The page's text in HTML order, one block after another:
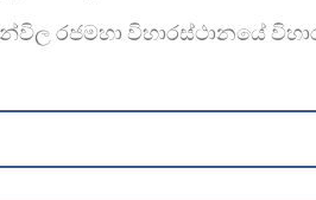
රජමහා විහාරස්ථානයේ